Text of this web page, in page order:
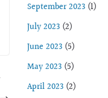
September 2023 (1)
July 2023 (2)
June 2023 (5)
May 2023 (5)
April 2023 (2)